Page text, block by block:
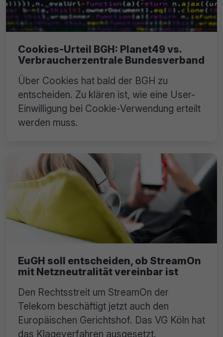
Cookies-Urteil BGH: Planet49 vs.
Verbraucherzentrale Bundesverband
Über Cookies hat bald der BGH zu
entscheiden. Zu klären ist, wie eine User-
Einwilligung bei Cookie-Verwendung erteilt
werden muss.
EuGH soll entscheiden, ob StreamOn
mit Netzneutralität vereinbar ist
Den Rechtsstreit um StreamOn der
Telekom beschäftigt jetzt auch den
Europäischen Gerichtshof. Das VG Köln hat
das Klageverfahren ausgesetzt.